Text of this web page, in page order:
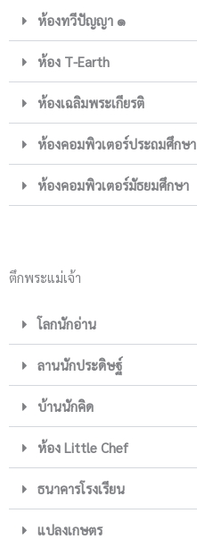
ห้องทวีปัญญา ๑
ห้อง T-Earth
ห้องเฉลิมพระเกียรติ
ห้องคอมพิวเตอร์ประถมศึกษา
ห้องคอมพิวเตอร์มัธยมศึกษา
ตึกพระแม่เจ้า
โลกนักอ่าน
ลานนักประดิษฐ์
บ้านนักคิด
ห้อง Little Chef
ธนาคารโรงเรียน
แปลงเกษตร